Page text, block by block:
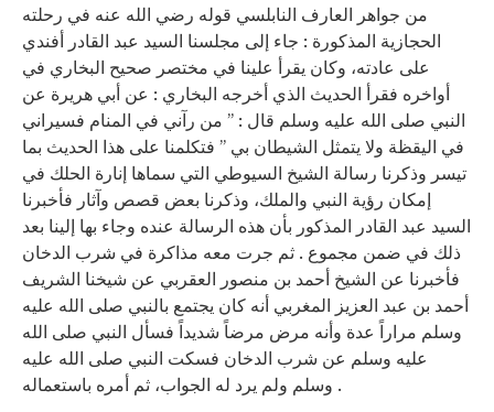
من جواهر العارف النابلسي قوله رضي الله عنه في رحلته
الحجازية المذكورة : جاء إلى مجلسنا السيد عبد القادر أفندي
على عادته، وكان يقرأ علينا في مختصر صحيح البخاري في
أواخره فقرأ الحديث الذي أخرجه البخاري : عن أبي هريرة عن
النبي صلى الله عليه وسلم قال : ” من رآني في المنام فسيراني
في اليقظة ولا يتمثل الشيطان بي ” فتكلمنا على هذا الحديث بما
تيسر وذكرنا رسالة الشيخ السيوطي التي سماها إنارة الحلك في
إمكان رؤية النبي والملك، وذكرنا بعض قصص وآثار فأخبرنا
السيد عبد القادر المذكور بأن هذه الرسالة عنده وجاء بها إلينا بعد
ذلك في ضمن مجموع . ثم جرت معه مذاكرة في شرب الدخان
فأخبرنا عن الشيخ أحمد بن منصور العقربي عن شيخنا الشريف
أحمد بن عبد العزيز المغربي أنه كان يجتمع بالنبي صلى الله عليه
وسلم مراراً عدة وأنه مرض مرضاً شديداً فسأل النبي صلى الله
عليه وسلم عن شرب الدخان فسكت النبي صلى الله عليه
وسلم ولم يرد له الجواب، ثم أمره باستعماله .